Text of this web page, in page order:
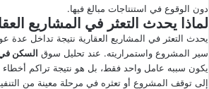
دون الوقوع في استنتاجات مبالغ فيها.
لماذا يحدث التعثر في المشاريع
يحدث التعثر في المشاريع العقارية نتيجة تداخل
سير المشروع واستمراريته. عند تحليل سوق السكن
يكون سببه عامل واحد فقط، بل هو نتيجة تراكم
إلى توقف المشروع أو تعثره في مرحلة معينة من